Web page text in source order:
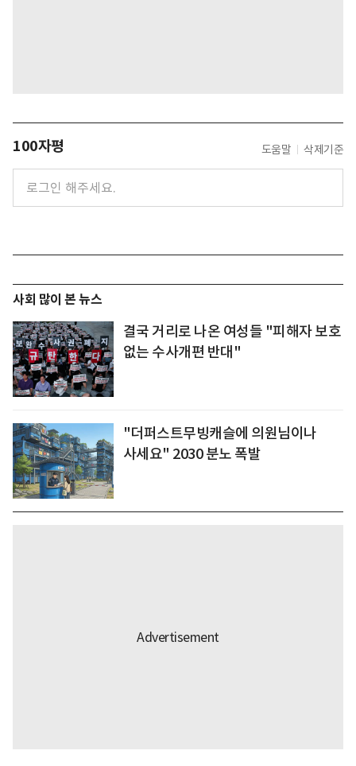
100자평 도움말 삭제기준
사회 많이 본 뉴스
결국 거리로 나온 여성들 "피해자 보호
없는 수사개편 반대"
"더퍼스트무빙캐슬에 의원님이나
사세요" 2030 분노 폭발